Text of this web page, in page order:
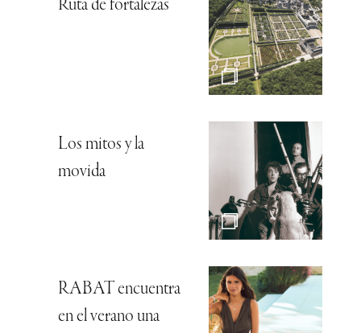
Ruta de fortalezas
Los mitos y la
movida
RABAT encuentra
en el verano una